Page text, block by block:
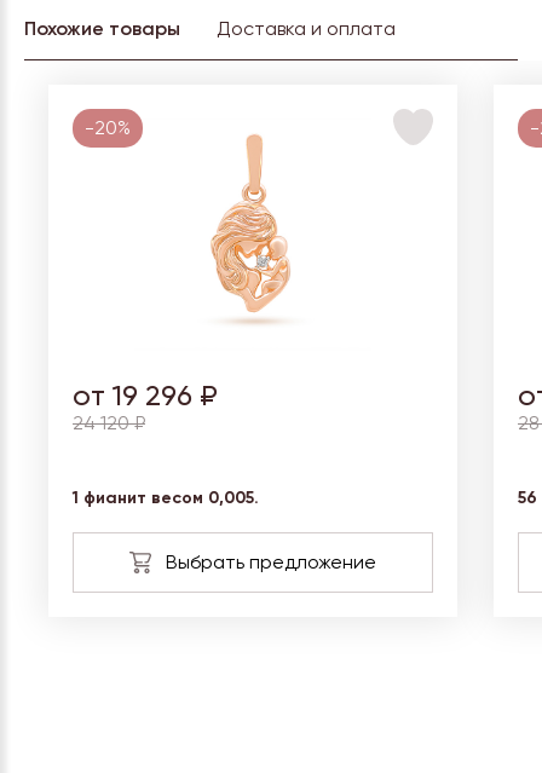
Похожие товары Доставка и оплата
-20%
от 19 296 ₽
24 120 ₽
1 фианит весом 0,005.
-
56